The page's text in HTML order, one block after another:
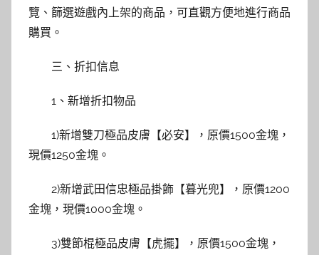
覽、篩選遊戲內上架的商品，可直觀方便地進行商品
購買。
三、折扣信息
1、新增折扣物品
1)新增雙刀極品皮膚【必安】，原價1500金塊，
現價1250金塊。
2)新增武田信忠極品掛飾【暮光兜】，原價1200
金塊，現價1000金塊。
3)雙節棍極品皮膚【虎擺】，原價1500金塊，